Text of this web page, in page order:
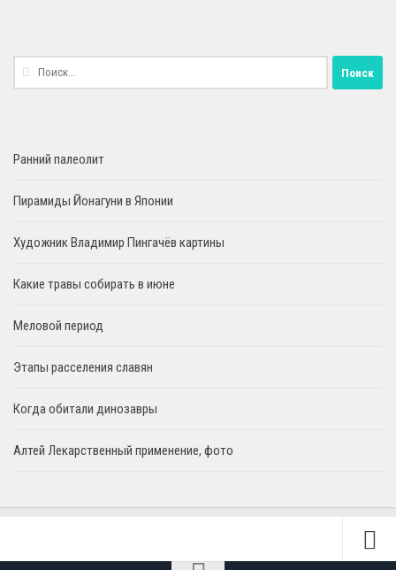
Найти:
Ранний палеолит
Пирамиды Йонагуни в Японии
Художник Владимир Пингачёв картины
Какие травы собирать в июне
Меловой период
Этапы расселения славян
Когда обитали динозавры
Алтей Лекарственный применение, фото